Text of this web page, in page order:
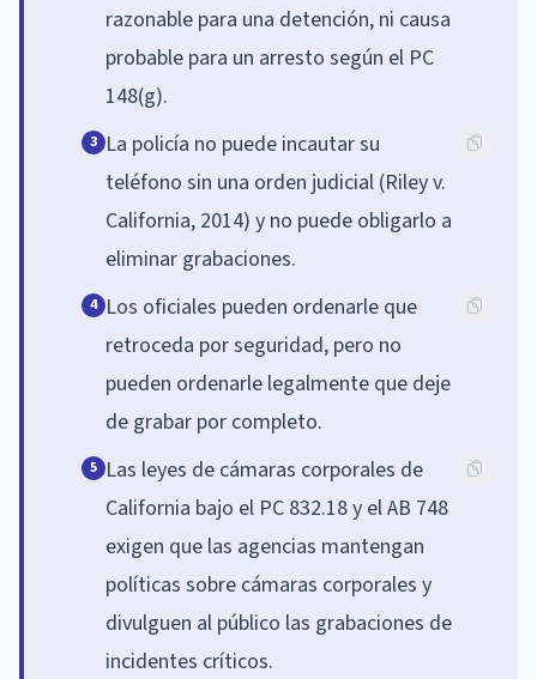
razonable para una detención, ni causa
probable para un arresto según el PC
148(g).
3 La policía no puede incautar su
teléfono sin una orden judicial (Riley v.
California, 2014) y no puede obligarlo a
eliminar grabaciones.
4 Los oficiales pueden ordenarle que
retroceda por seguridad, pero no
pueden ordenarle legalmente que deje
de grabar por completo.
5 Las leyes de cámaras corporales de
California bajo el PC 832.18 y el AB 748
exigen que las agencias mantengan
políticas sobre cámaras corporales y
divulguen al público las grabaciones de
incidentes críticos.